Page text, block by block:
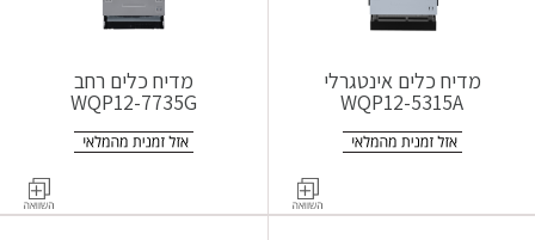
מדיח כלים אינטגרלי
WQP12-5315A
מדיח כלים רחב
WQP12-7735G